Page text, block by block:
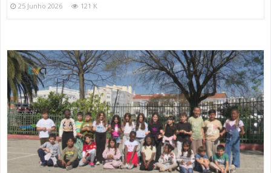
25 Junho 2026 121 K